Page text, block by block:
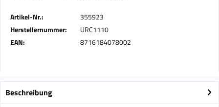
Artikel-Nr.:
355923
Herstellernummer:
URC1110
EAN:
8716184078002
Beschreibung